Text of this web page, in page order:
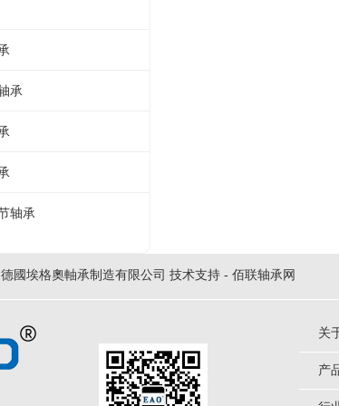
分用于圆柱孔调心滚子轴承
用于带紧定套的圆锥孔调心滚子轴承
剖分适用于调心滚子轴承
剖分用于带紧定套的圆锥孔轴承
柱滚子轴承 RSL系列
轴承 SL05,SL06 系列
滚子轴承 SL1849系列
滚子轴承 SL1830 系列
承
承
轴承
國埃格奧軸承制造有限公司 技术支持 - 佰联轴承网
关
产